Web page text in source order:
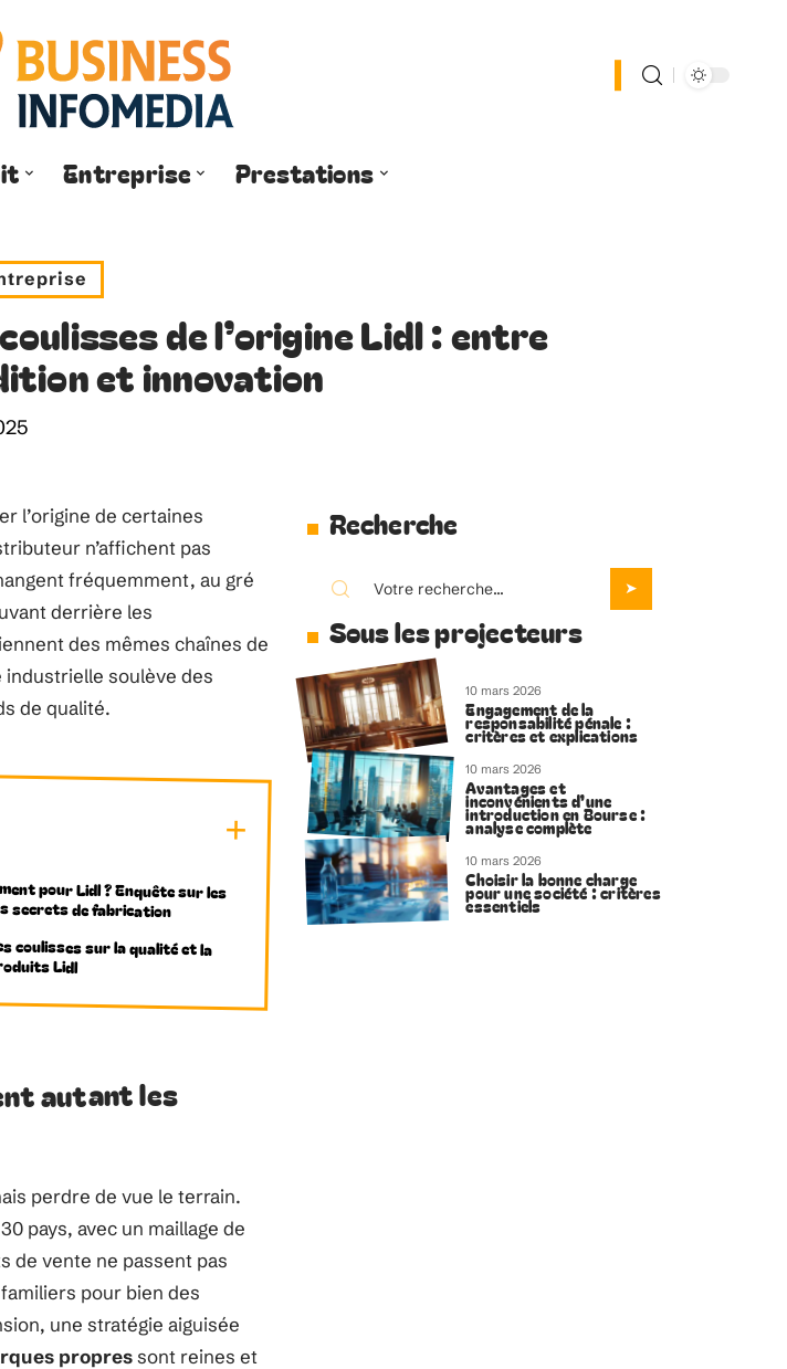
Entreprise Prestations
de l’origine Lidl : entre
et innovation
l’origine de certaines
n’affichent pas
fréquemment, au gré
derrière les
des mêmes chaînes de
soulève des
de qualité.
pour Lidl ? Enquête sur les
secrets de fabrication
coulisses sur la qualité et la
Lidl
autant les
perdre de vue le terrain.
pays, avec un maillage de
de vente ne passent pas
pour bien des
une stratégie aiguisée
propressont reines et
Recherche
Sous les projecteurs
10 mars 2026
Engagement de la
responsabilité pénale :
critères et explications
10 mars 2026
Avantages et
inconvénients d’une
introduction en Bourse :
analyse complète
10 mars 2026
Choisir la bonne charge
pour une société : critères
essentiels